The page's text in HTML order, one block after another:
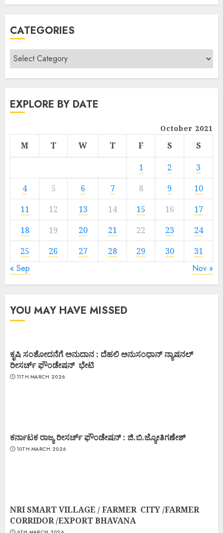
CATEGORIES
EXPLORE BY DATE
October 2021
M T W T F S
S
1
2
3
4
5 6 7 8 9
10
11
12 13 14 15 16
17
18
19 20 21 22 23
24
25
26 27 28 29 30 31
« Sep Nov »
YOU MAY HAVE MISSED
ಕೃಷಿ ಸಂಶೋದನೆಗೆ ಅನುದಾನ : ದೆಹಲಿ ಅನುಸಂಧಾನ್ ನ್ಯಾಷನಲ್
ರೀಸರ್ಚ್ ಫೌಂಡೇಷನ್ ಭೇಟಿ
11TH MARCH 2026
ಕರ್ನಾಟಕ ರಾಜ್ಯ ರೀಸರ್ಚ್ ಫೌಂಡೇಷನ್ : ಜಿ.ಬಿ.ಜ್ಯೋತಿಗಣೇಶ್
10TH MARCH 2026
NRI SMART VILLAGE / FARMER CITY /FARMER
CORRIDOR /EXPORT BHAVANA